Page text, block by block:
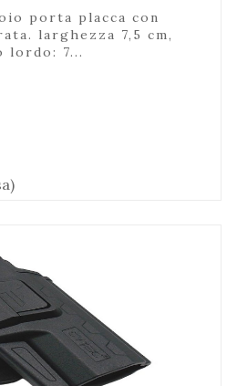
larghezza 7,5 cm,
lordo: 7...